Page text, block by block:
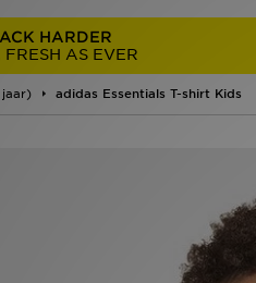
HARDER
AS EVER
adidas Essentials T-shirt Kids